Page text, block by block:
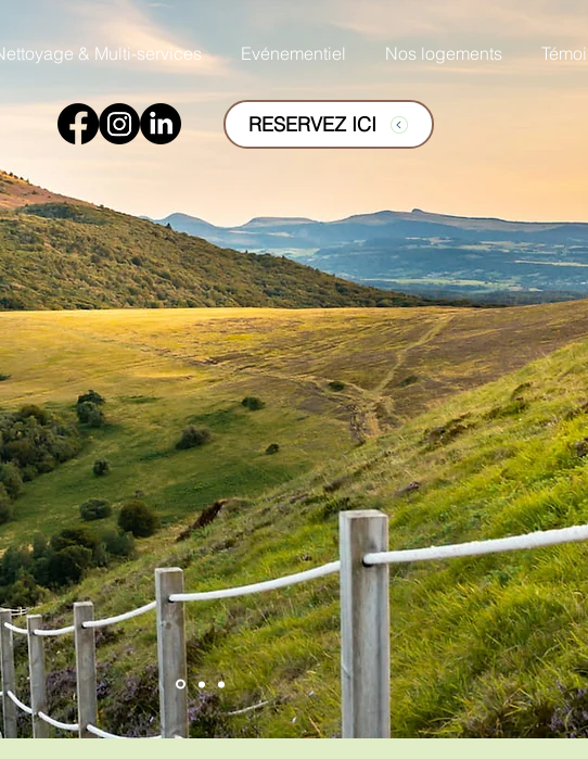
& Multi-services Evénementiel Nos logements
RESERVEZ ICI
Terre et